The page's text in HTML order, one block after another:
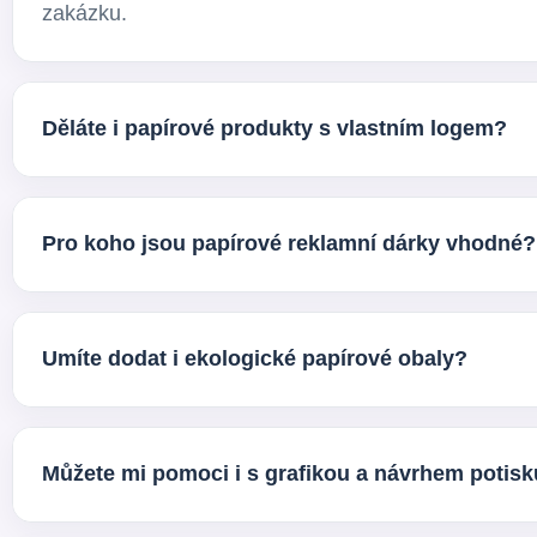
zakázku.
Děláte i papírové produkty s vlastním logem?
Ano. Většinu sortimentu umíme dodat s vlastním
přizpůsobíme vašemu brandu tak, aby fungovaly
Pro koho jsou papírové reklamní dárky vhodné?
Papírové reklamní dárky jsou vhodné pro firmy,
kde chcete spojit praktičnost, branding a
Umíte dodat i ekologické papírové obaly?
Ano, součástí sortimentu jsou také ekologické
udržitelnějším přístupem. Rádi vám doporučíme
Můžete mi pomoci i s grafikou a návrhem